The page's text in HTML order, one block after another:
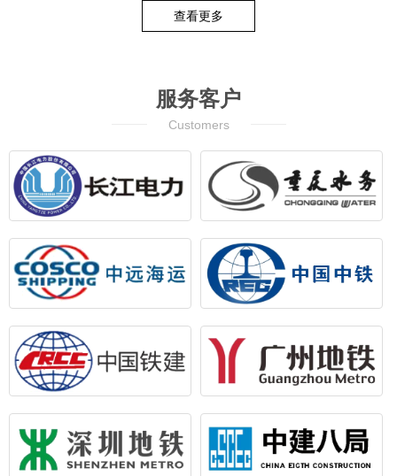
查看更多
服务客户
Customers